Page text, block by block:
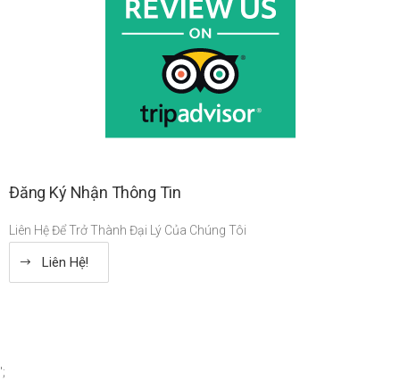
Đăng Ký Nhận Thông Tin
Liên Hệ Để Trở Thành Đại Lý Của Chúng Tôi
Liên Hệ!
';